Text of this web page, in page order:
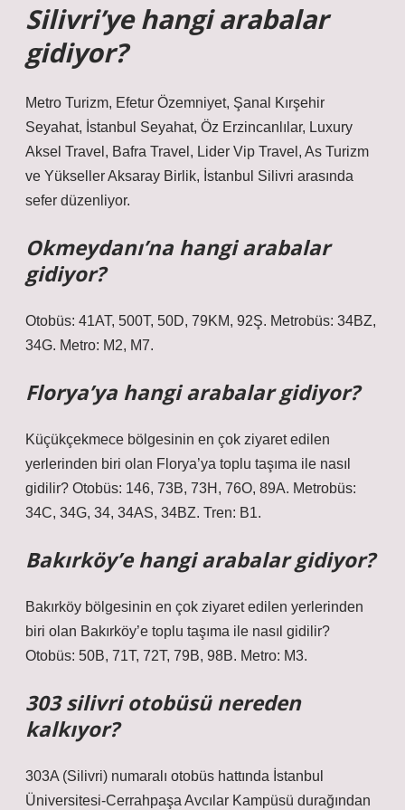
Silivri’ye hangi arabalar
gidiyor?
Metro Turizm, Efetur Özemniyet, Şanal Kırşehir
Seyahat, İstanbul Seyahat, Öz Erzincanlılar, Luxury
Aksel Travel, Bafra Travel, Lider Vip Travel, As Turizm
ve Yükseller Aksaray Birlik, İstanbul Silivri arasında
sefer düzenliyor.
Okmeydanı’na hangi arabalar
gidiyor?
Otobüs: 41AT, 500T, 50D, 79KM, 92Ş. Metrobüs: 34BZ,
34G. Metro: M2, M7.
Florya’ya hangi arabalar gidiyor?
Küçükçekmece bölgesinin en çok ziyaret edilen
yerlerinden biri olan Florya’ya toplu taşıma ile nasıl
gidilir? Otobüs: 146, 73B, 73H, 76O, 89A. Metrobüs:
34C, 34G, 34, 34AS, 34BZ. Tren: B1.
Bakırköy’e hangi arabalar gidiyor?
Bakırköy bölgesinin en çok ziyaret edilen yerlerinden
biri olan Bakırköy’e toplu taşıma ile nasıl gidilir?
Otobüs: 50B, 71T, 72T, 79B, 98B. Metro: M3.
303 silivri otobüsü nereden
kalkıyor?
303A (Silivri) numaralı otobüs hattında İstanbul
Üniversitesi-Cerrahpaşa Avcılar Kampüsü durağından